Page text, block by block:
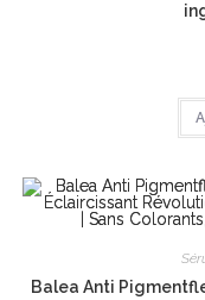
Balea Anti